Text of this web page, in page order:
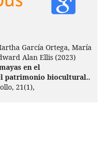
García Ortega, María
Alan Ellis (2023)
en el
patrimonio biocultural..
21(1),